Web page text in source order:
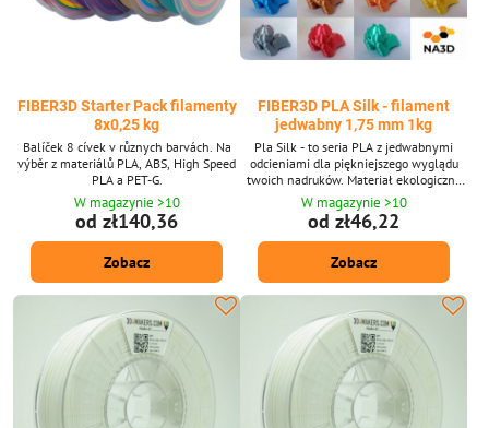
FIBER3D Starter Pack filamenty
8x0,25 kg
Balíček 8 cívek v různych barvách. Na
výběr z materiálů PLA, ABS, High Speed
PLA a PET-G.
W magazynie >10
od zł140,36
Zobacz
FIBER3D PLA Silk - filament
jedwabny 1,75 mm 1kg
Pla Silk - to seria PLA z jedwabnymi
odcieniami dla piękniejszego wyglądu
twoich nadruków. Materiał ekologiczny
wykonany ze skrobi kukurydzianej.
Przyjazny dla środowiska. Nietoksyczne i
bezpieczne. Średnica filamentu: 1,75
mm ± 0,02 mm. Pakiet 1 kg - zawiera
około 335 m strun o średnicy 1,75 mm.
Dostarczone w 15 odcieniach. Materiał z
jedwabiu PLA jest również dostępny po
10 -metrowych...
W magazynie >10
od zł46,22
Zobacz